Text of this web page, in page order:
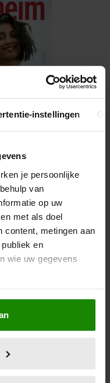
instellingen
je persoonlijke
van
op uw
met als doel
content, metingen aan
en
wie uw gegevens
geografische locatie,
kan zijn
nu in de winkel